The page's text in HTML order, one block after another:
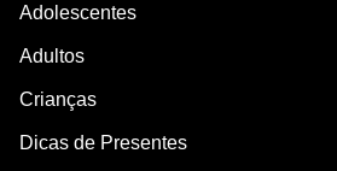
Adolescentes
Adultos
Crianças
Dicas de Presentes